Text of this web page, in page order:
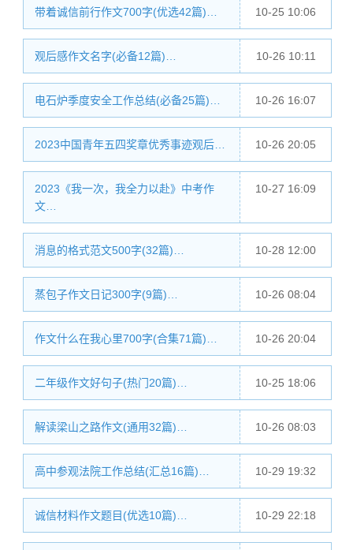
带着诚信前行作文700字(优选42篇)… 10-25 10:06
观后感作文名字(必备12篇)… 10-26 10:11
电石炉季度安全工作总结(必备25篇)… 10-26 16:07
2023中国青年五四奖章优秀事迹观后… 10-26 20:05
2023《我一次，我全力以赴》中考作
文…
10-27 16:09
消息的格式范文500字(32篇)… 10-28 12:00
蒸包子作文日记300字(9篇)… 10-26 08:04
作文什么在我心里700字(合集71篇)… 10-26 20:04
二年级作文好句子(热门20篇)… 10-25 18:06
解读梁山之路作文(通用32篇)… 10-26 08:03
高中参观法院工作总结(汇总16篇)… 10-29 19:32
诚信材料作文题目(优选10篇)… 10-29 22:18